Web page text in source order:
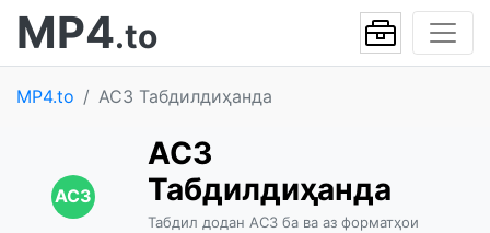
MP4.to
MP4.to AC3 Табдилдиҳанда
AC3
AC3
Табдилдиҳанда
Табдил додан AC3 ба ва аз форматҳои